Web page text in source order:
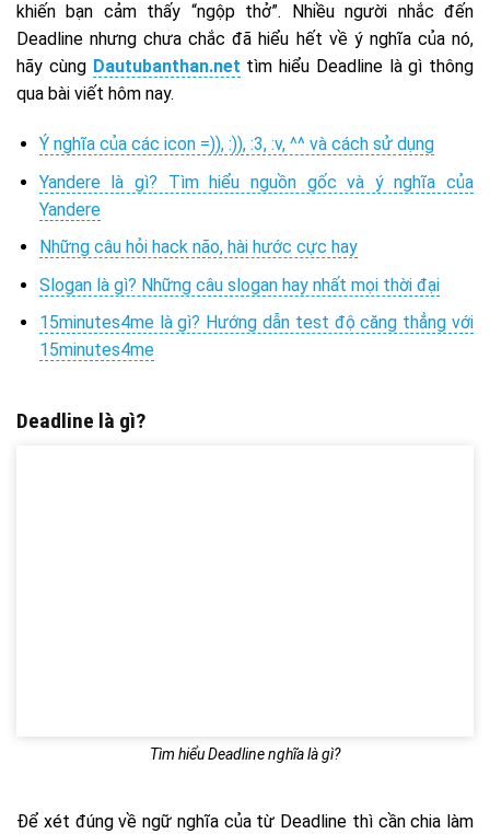
khiến bạn cảm thấy “ngộp thở”. Nhiều người nhắc đến
Deadline nhưng chưa chắc đã hiểu hết về ý nghĩa của nó,
hãy cùng Dautubanthan.net tìm hiểu Deadline là gì thông
qua bài viết hôm nay.
Ý nghĩa của các icon =)), :)), :3, :v, ^^ và cách sử dụng
Yandere là gì? Tìm hiểu nguồn gốc và ý nghĩa của
Yandere
Những câu hỏi hack não, hài hước cực hay
Slogan là gì? Những câu slogan hay nhất mọi thời đại
15minutes4me là gì? Hướng dẫn test độ căng thẳng với
15minutes4me
Deadline là gì?
Tìm hiểu Deadline nghĩa là gì?
Để xét đúng về ngữ nghĩa của từ Deadline thì cần chia làm